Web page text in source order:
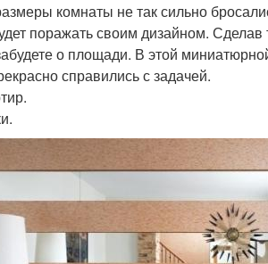
комнаты не так сильно
поражать своим дизайном. Сделав
о площади. В этой
справились с задачей.